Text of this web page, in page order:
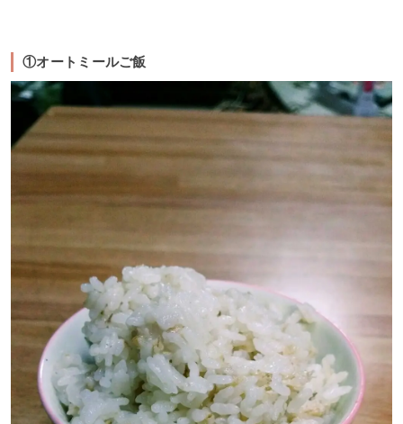
①オートミールご飯